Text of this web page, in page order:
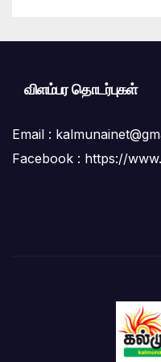
விளம்பர தொடர்புகள்
Email :
Facebook : https://